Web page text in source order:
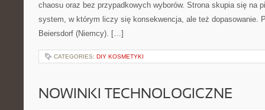
chaosu oraz bez przypadkowych wyborów. Strona skupia się na
system, w którym liczy się konsekwencja, ale też dopasowanie.
Beiersdorf (Niemcy). […]
CATEGORIES: DIY KOSMETYKI
NOWINKI TECHNOLOGICZNE